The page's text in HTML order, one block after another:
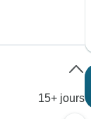
15+ jours